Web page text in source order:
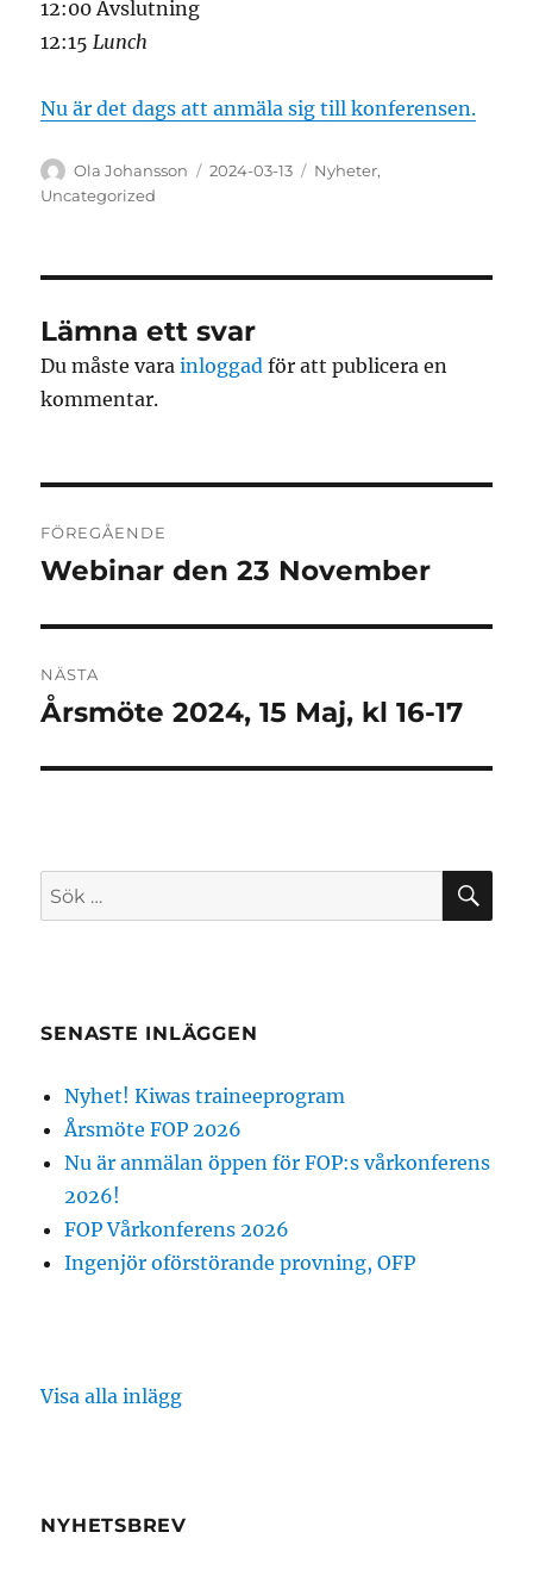
12:00 Avslutning
12:15 Lunch
Nu är det dags att anmäla sig till konferensen.
Författare
Ola Johansson
Publicerat
2024-03-13 Kategorier
Nyheter,
Uncategorized
Lämna ett svar
Du måste varainloggad för att publicera en
kommentar.
FÖREGÅENDE
Föregående
Webinar den 23 November
NÄSTA
Nästa
Årsmöte 2024, 15 Maj, kl 16-17
Sök
efter:
SENASTE INLÄGGEN
Nyhet! Kiwas traineeprogram
Årsmöte FOP 2026
Nu är anmälan öppen för FOP:s vårkonferens
2026!
FOP Vårkonferens 2026
Ingenjör oförstörande provning, OFP
Visa alla inlägg
NYHETSBREV